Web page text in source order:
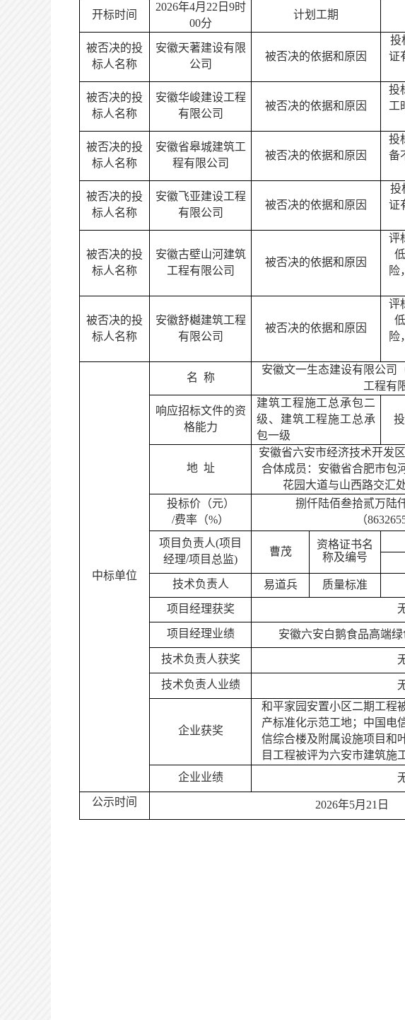
开标时间
2026年4月 22 日 9时
00分
计划工期
被否决的投
标人名称
安徽天著建设有限
公司
被否决的依据和原因
投
证
被否决的投
标人名称
安徽华峻建设工程
有限公司
被否决的依据和原因
投
工
被否决的投
标人名称
安徽省皋城建筑工
程有限公司
被否决的依据和原因
投
备
被否决的投
标人名称
安徽飞亚建设工程
有限公司
被否决的依据和原因
投
证
被否决的投
标人名称
安徽古壁山河建筑
工程有限公司
被否决的依据和原因
评
险
被否决的投
标人名称
安徽舒樾建筑工程
有限公司
被否决的依据和原因
评
险
中标单位
名 称
安徽文一生态建设有限公司
工程有
响应招标文件的资
格能力
建筑工程施工总承包二
级、 建筑工程施工总承
包一级
地址
安徽省六安市经济技术开发
合体成员：安徽省合肥市包
花园大道与山西路交汇
投标价（元）
/费率（%）
捌仟陆佰叁拾贰万陆
（
项目负责人(项目
经理/项目总监)
曹茂
资格证书名
称及编号
技术负责人
易道兵 质量标准
项目经理获奖
项目经理业绩 安徽六安白鹅食品高端
技术负责人获奖
技术负责人业绩
企业获奖
和平家园安置小区二期工程
产标准化示范工地；中国电
信综合楼及附属设施项目和
目工程被评为六安市建筑施
企业业绩
公示时间
2026年5月 21 日